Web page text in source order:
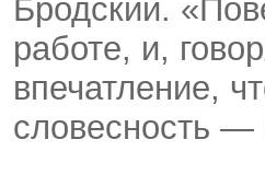
Бродский.
работе, и,
впечатление,
словесность —